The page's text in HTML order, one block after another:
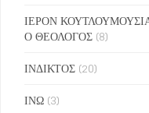
ΙΕΡΟΝ
Ο ΘΕΟΛΟΓΟΣ (8)
ΙΝΔΙΚΤΟΣ (20)
ΙΝΩ (3)